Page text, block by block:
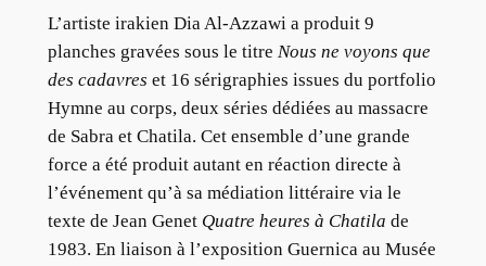
L’artiste irakien Dia Al-Azzawi a produit 9
planches gravées sous le titre Nous ne voyons que
des cadavres et 16 sérigraphies issues du portfolio
Hymne au corps, deux séries dédiées au massacre
de Sabra et Chatila. Cet ensemble d’une grande
force a été produit autant en réaction directe à
l’événement qu’à sa médiation littéraire via le
texte de Jean Genet Quatre heures à Chatila de
1983. En liaison à l’exposition Guernica au Musée